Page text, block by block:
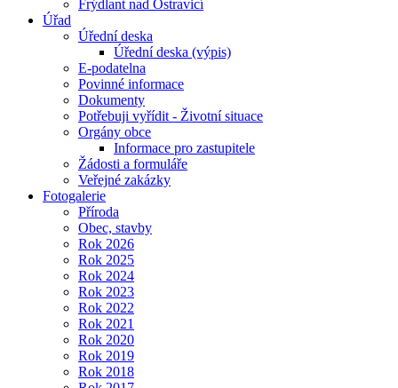
Frýdlant nad Ostravicí
Úřad
Úřední deska
Úřední deska (výpis)
E-podatelna
Povinné informace
Dokumenty
Potřebuji vyřídit - Životní situace
Orgány obce
Informace pro zastupitele
Žádosti a formuláře
Veřejné zakázky
Fotogalerie
Příroda
Obec, stavby
Rok 2026
Rok 2025
Rok 2024
Rok 2023
Rok 2022
Rok 2021
Rok 2020
Rok 2019
Rok 2018